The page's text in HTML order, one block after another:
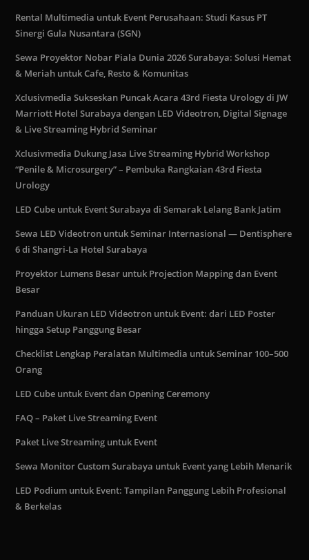
Rental Multimedia untuk Event Perusahaan: Studi Kasus PT
Sinergi Gula Nusantara (SGN)
Sewa Proyektor Nobar Piala Dunia 2026 Surabaya: Solusi Hemat
& Meriah untuk Cafe, Resto & Komunitas
Xclusivmedia Sukseskan Puncak Acara 43rd Fiesta Urology di JW
Marriott Hotel Surabaya dengan LED Videotron, Digital Signage
& Live Streaming Hybrid Seminar
Xclusivmedia Dukung Jasa Live Streaming Hybrid Workshop
“Penile & Microsurgery” – Pembuka Rangkaian 43rd Fiesta
Urology
LED Cube untuk Event Surabaya di Semarak Lelang Bank Jatim
Sewa LED Videotron untuk Seminar Internasional — Dentisphere
6 di Shangri-La Hotel Surabaya
Proyektor Lumens Besar untuk Projection Mapping dan Event
Besar
Panduan Ukuran LED Videotron untuk Event: dari LED Poster
hingga Setup Panggung Besar
Checklist Lengkap Peralatan Multimedia untuk Seminar 100–500
Orang
LED Cube untuk Event dan Opening Ceremony
FAQ – Paket Live Streaming Event
Paket Live Streaming untuk Event
Sewa Monitor Custom Surabaya untuk Event yang Lebih Menarik
LED Podium untuk Event: Tampilan Panggung Lebih Profesional
& Berkelas